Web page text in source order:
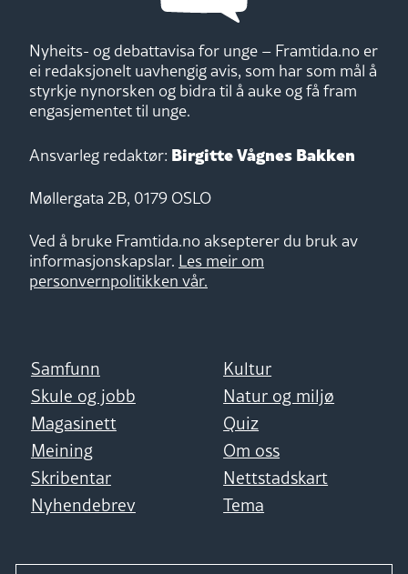
Nyheits- og debattavisa for unge – Framtida.no er
ei redaksjonelt uavhengig avis, som har som mål å
styrkje nynorsken og bidra til å auke og få fram
engasjementet til unge.
Ansvarleg redaktør: Birgitte Vågnes Bakken
Møllergata 2B, 0179 OSLO
Ved å bruke Framtida.no aksepterer du bruk av
informasjonskapslar. Les meir om
personvernpolitikken vår.
Samfunn
Kultur
Skule og jobb
Natur og miljø
Magasinett
Quiz
Meining
Om oss
Skribentar
Nettstadskart
Nyhendebrev
Tema